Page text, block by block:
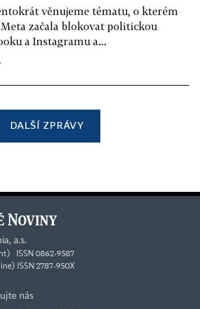
věnujeme tématu, o kterém
začala blokovat politickou
a Instagramu a...
DALŠÍ ZPRÁVY
a.s.
ISSN 0862-9587
ISSN 2787-950X
nás